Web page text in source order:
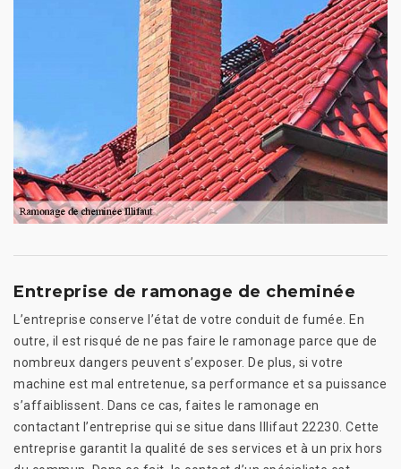
Entreprise de ramonage de cheminée
L’entreprise conserve l’état de votre conduit de fumée. En
outre, il est risqué de ne pas faire le ramonage parce que de
nombreux dangers peuvent s’exposer. De plus, si votre
machine est mal entretenue, sa performance et sa puissance
s’affaiblissent. Dans ce cas, faites le ramonage en
contactant l’entreprise qui se situe dans Illifaut 22230. Cette
entreprise garantit la qualité de ses services et à un prix hors